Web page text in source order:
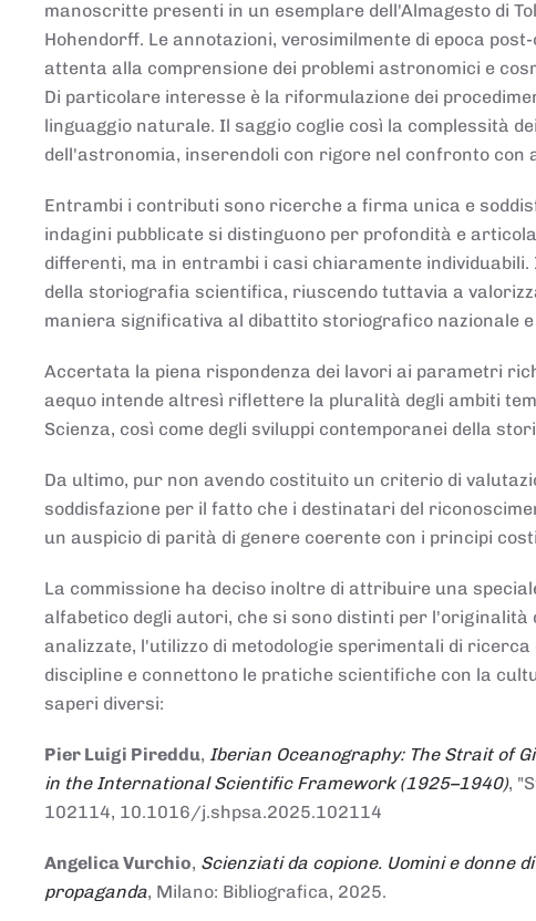
manoscritte presenti in un esemplare dell'Almagesto di
Hohendorff. Le annotazioni, verosimilmente di epoca
attenta alla comprensione dei problemi astronomici e
Di particolare interesse è la riformulazione dei
linguaggio naturale. Il saggio coglie così la complessità
dell'astronomia, inserendoli con rigore nel confronto con
Entrambi i contributi sono ricerche a firma unica e
indagini pubblicate si distinguono per profondità e
differenti, ma in entrambi i casi chiaramente
della storiografia scientifica, riuscendo tuttavia a
maniera significativa al dibattito storiografico nazionale
Accertata la piena rispondenza dei lavori ai parametri
aequo intende altresì riflettere la pluralità degli ambiti
Scienza, così come degli sviluppi contemporanei della
Da ultimo, pur non avendo costituito un criterio di
soddisfazione per il fatto che i destinatari del
un auspicio di parità di genere coerente con i principi
La commissione ha deciso inoltre di attribuire una
alfabetico degli autori, che si sono distinti per
analizzate, l'utilizzo di metodologie sperimentali di
discipline e connettono le pratiche scientifiche con la
saperi diversi:
Pier Luigi Pireddu, Iberian Oceanography: The Strait of
in the International Scientific Framework (1925–1940),
102114, 10.1016/j.shpsa.2025.102114
Angelica Vurchio, Scienziati da copione. Uomini e donne
propaganda, Milano: Bibliografica, 2025.